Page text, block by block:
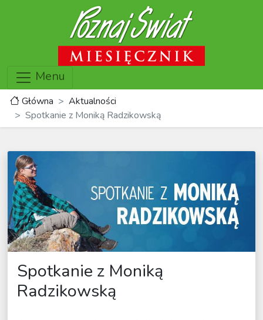
Menu
Główna
Aktualności
Spotkanie z Moniką Radzikowską
Spotkanie z Moniką
Radzikowską